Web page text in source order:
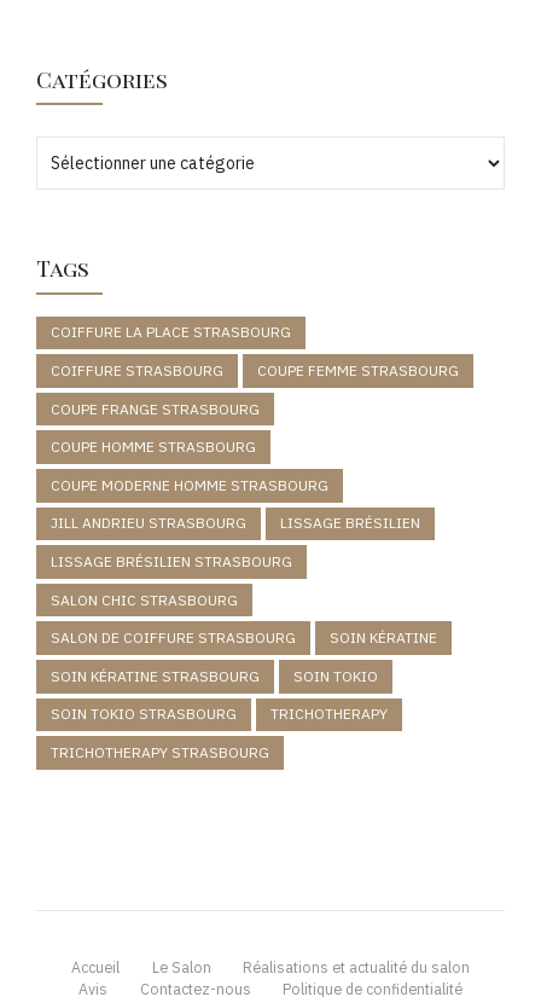
Catégories
Tags
COIFFURE LA PLACE STRASBOURG
COIFFURE STRASBOURG COUPE FEMME STRASBOURG
COUPE FRANGE STRASBOURG
COUPE HOMME STRASBOURG
COUPE MODERNE HOMME STRASBOURG
JILL ANDRIEU STRASBOURG LISSAGE BRÉSILIEN
LISSAGE BRÉSILIEN STRASBOURG
SALON CHIC STRASBOURG
SALON DE COIFFURE STRASBOURG SOIN KÉRATINE
SOIN KÉRATINE STRASBOURG SOIN TOKIO
SOIN TOKIO STRASBOURG TRICHOTHERAPY
TRICHOTHERAPY STRASBOURG
Accueil Le Salon
Réalisations et actualité du salon
Avis
Contactez-nous Politique de confidentialité